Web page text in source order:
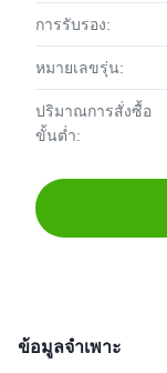
การรับรอง:
หมายเลขรุ่น:
ปริมาณการสั่งซื้อ
ขั้นต่ำ:
ข้อมูลจำเพาะ